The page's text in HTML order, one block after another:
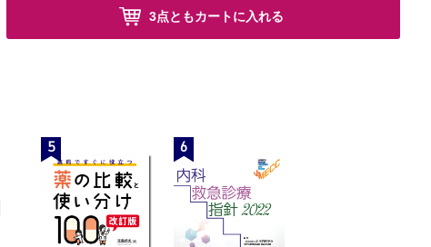
峰
3点ともカートに入れる
5 6